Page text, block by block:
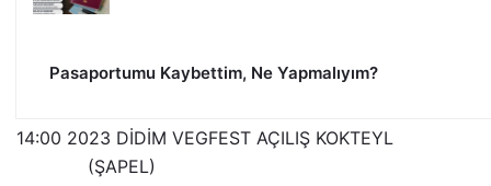
Pasaportumu Kaybettim, Ne Yapmalıyım?
14:00 2023 DİDİM VEGFEST AÇILIŞ KOKTEYL
(ŞAPEL)